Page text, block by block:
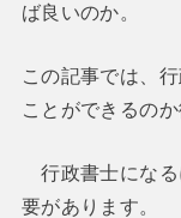
ば良いのか。
この記事では、
ことができるの
行政書士になる
要があります。